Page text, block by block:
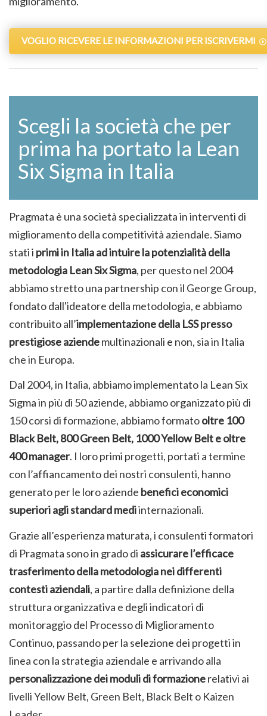
VOGLIO RICEVERE LE INFORMAZIONI PER ISCRIVERMI
Scegli la società che per
prima ha portato la Lean
Six Sigma in Italia
Pragmata è una società specializzata in interventi di
miglioramento della competitività aziendale. Siamo
stati i primi in Italia ad intuire la potenzialità della
metodologia Lean Six Sigma, per questo nel 2004
abbiamo stretto una partnership con il George Group,
fondato dall'ideatore della metodologia, e abbiamo
contribuito all’implementazione della LSS presso
prestigiose aziendemultinazionali e non, sia in Italia
che in Europa.
Dal 2004, in Italia, abbiamo implementato la Lean Six
Sigma in più di 50 aziende, abbiamo organizzato più di
150 corsi di formazione, abbiamo formatooltre 100
Black Belt, 800 Green Belt, 1000 Yellow Belt e oltre
400 manager. I loro primi progetti, portati a termine
con l’affiancamento dei nostri consulenti, hanno
generato per le loro aziende benefici economici
superiori agli standard mediinternazionali.
Grazie all’esperienza maturata, i consulenti formatori
di Pragmata sono in grado di assicurare l’efficace
trasferimento della metodologia nei differenti
contesti aziendali, a partire dalla definizione della
struttura organizzativa e degli indicatori di
monitoraggio del Processo di Miglioramento
Continuo, passando per la selezione dei progetti in
linea con la strategia aziendale e arrivando alla
personalizzazione dei moduli di formazionerelativi ai
livelli Yellow Belt, Green Belt, Black Belt o Kaizen